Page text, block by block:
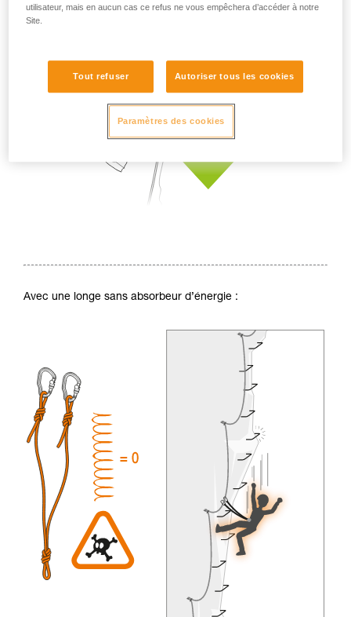
Avec une longe sans absorbeur d’énergie :
utilisateur, mais en aucun cas ce refus ne vous empêchera d’accéder à notre
Site.
Tout refuser Autoriser tous les cookies
Paramètres des cookies